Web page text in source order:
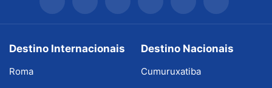
Destino Internacionais
Roma
Destino Nacionais
Cumuruxatiba